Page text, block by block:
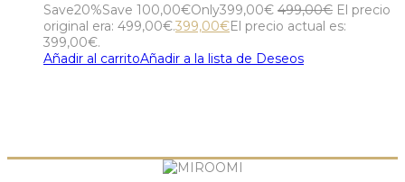
Save20%Save 100,00€Only399,00€ 499,00€ El precio
original era: 499,00€.399,00€El precio actual es:
399,00€.
Añadir al carritoAñadir a la lista de Deseos